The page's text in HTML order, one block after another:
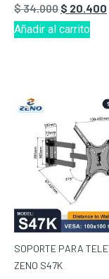
$34.000 $ 20.400
Añadir al carrito
SOPORTE PARA
ZENO S47K